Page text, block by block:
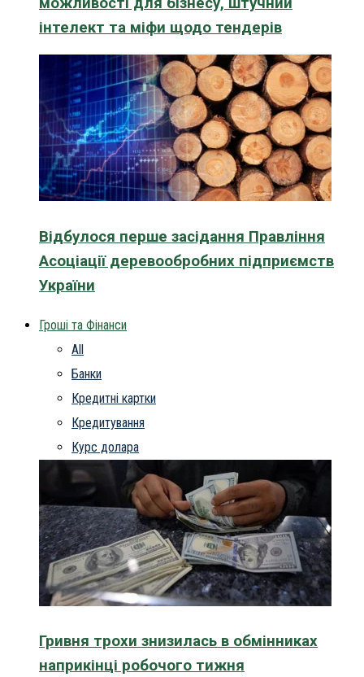
інтелект та міфи щодо тендерів
Відбулося перше засідання Правління
Асоціації деревообробних підприємств
України
Гроші та Фінанси
All
Банки
Кредитні картки
Кредитування
Курс долара
Гривня трохи знизилась в обмінниках
наприкінці робочого тижня